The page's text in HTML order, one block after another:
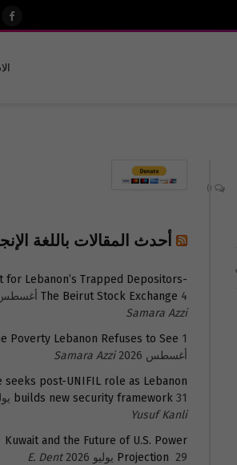
أحدث المقالات باللغة
for Lebanon’s Trapped Depositors-
The Beirut Stock Exchange 4 أغسطس 2026
Samara Azzi
Poverty Lebanon Refuses to See 1
أغسطس 2026
Samara Azzi
seeks post-UNIFIL role as Lebanon
builds new security framework 31 يوليو 2026
Yusuf Kanli
Kuwait and the Future of U.S. Power
Projection 29 يوليو 2026
E. Dent